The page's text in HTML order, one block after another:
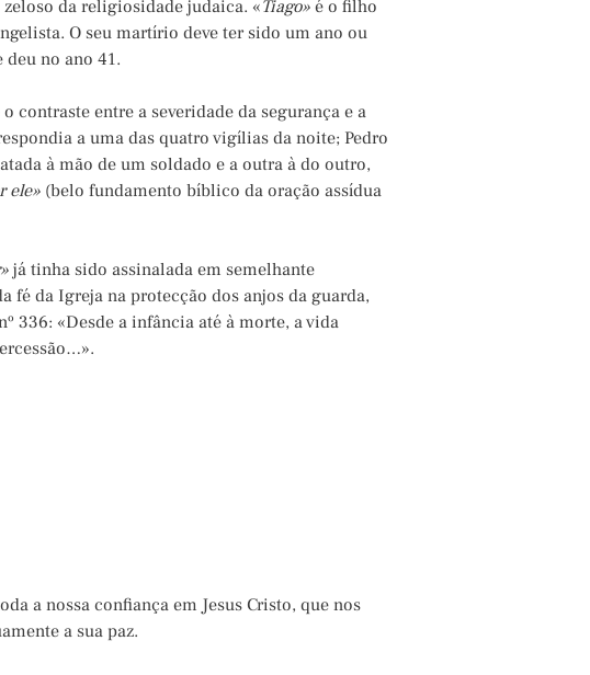
da religiosidade judaica. «Tiago» é o filho
O seu martírio deve ter sido um ano ou
deu no ano 41.
contraste entre a severidade da segurança e a
a uma das quatro vigílias da noite; Pedro
à mão de um soldado e a outra à do outro,
ele» (belo fundamento bíblico da oração assídua
já tinha sido assinalada em semelhante
fé da Igreja na protecção dos anjos da guarda,
336: «Desde a infância até à morte, a vida
a nossa confiança em Jesus Cristo, que nos
a sua paz.